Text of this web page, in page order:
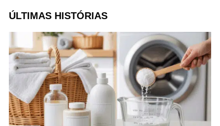
ÚLTIMAS HISTÓRIAS